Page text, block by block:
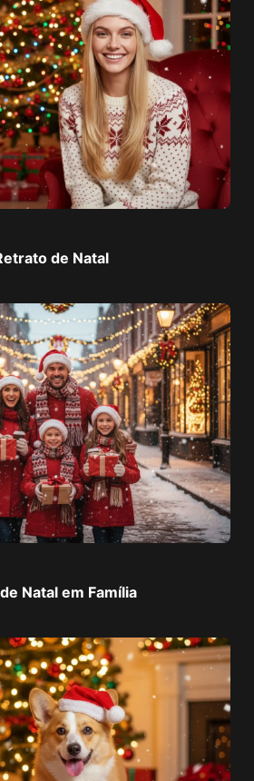
de Natal
Natal em Família